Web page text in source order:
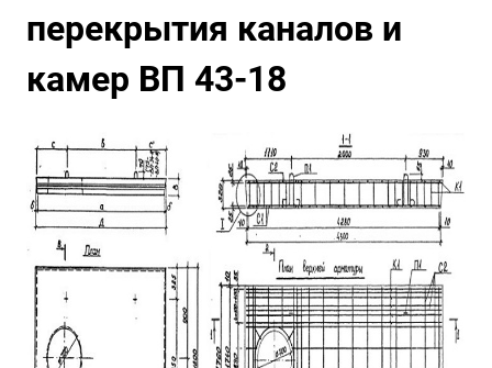
перекрытия каналов и
камер ВП 43-18